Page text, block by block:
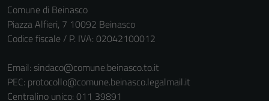
Comune di Beinasco
Piazza Alfieri, 7 10092 Beinasco
Codice fiscale / P. IVA: 02042100012
Email: sindaco@comune.beinasco.to.it
PEC: protocollo@comune.beinasco.legalmail.it
Centralino unico: 011 39891